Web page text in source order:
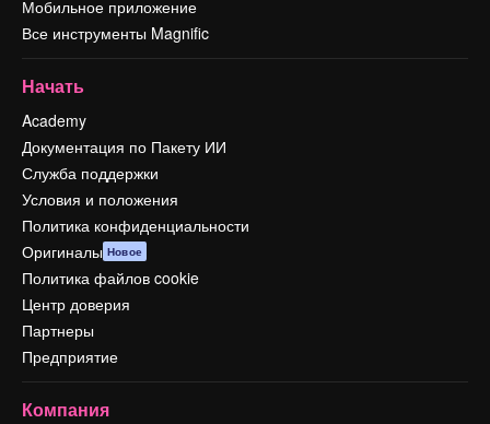
Мобильное приложение
Все инструменты Magnific
Начать
Academy
Документация по Пакету ИИ
Служба поддержки
Условия и положения
Политика конфиденциальности
Оригиналы Новое
Политика файлов cookie
Центр доверия
Партнеры
Предприятие
Компания